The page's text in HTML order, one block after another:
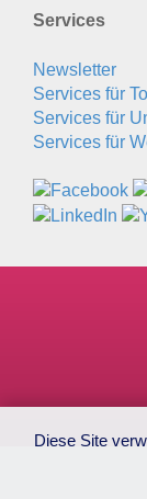
Services
Newsletter
Services für
Services für
Services für
Diese Site